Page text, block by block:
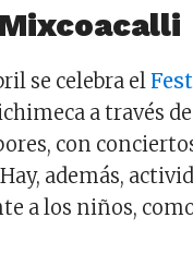
se celebra el
a través
con
además,
a los niños,